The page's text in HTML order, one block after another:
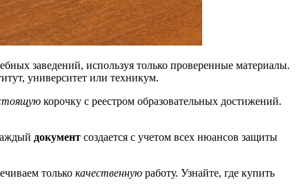
заведений, используя только проверенные материалы.
университет или техникум.
корочку с реестром образовательных достижений.
документ создается с учетом всех нюансов защиты
только качественную работу. Узнайте, где купить